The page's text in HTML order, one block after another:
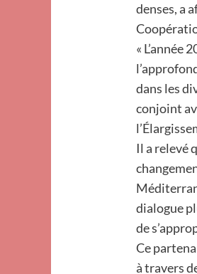
denses, a
« L’année
dans les
conjoint
Il a relevé
dialogue
de
Ce
à travers